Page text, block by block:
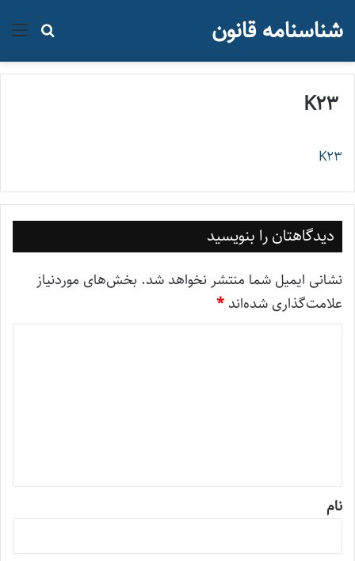
جستجو شناسنامه قانون
K23
K23
دیدگاهتان را بنویسید
نشانی ایمیل شما منتشر نخواهد شد. بخش‌های موردنیاز
علامت‌گذاری شده‌اند *
نام